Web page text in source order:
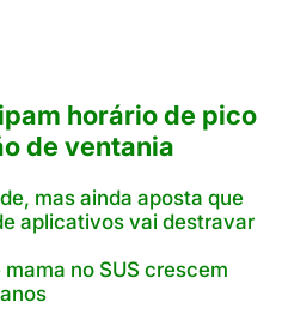
horário de pico
de ventania
mas ainda aposta que
aplicativos vai destravar
no SUS crescem